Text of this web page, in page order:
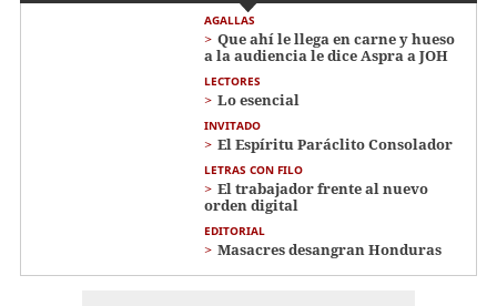
AGALLAS
Que ahí le llega en carne y hueso
a la audiencia le dice Aspra a JOH
LECTORES
Lo esencial
INVITADO
El Espíritu Paráclito Consolador
LETRAS CON FILO
El trabajador frente al nuevo
orden digital
EDITORIAL
Masacres desangran Honduras